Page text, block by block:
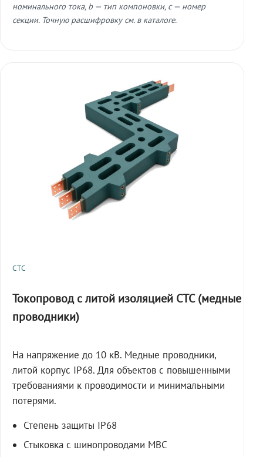
номинального тока, b — тип компоновки, c — номер
секции. Точную расшифровку см. в каталоге.
СТС
Токопровод с литой изоляцией СТС (медные
проводники)
На напряжение до 10 кВ. Медные проводники,
литой корпус IP68. Для объектов с повышенными
требованиями к проводимости и минимальными
потерями.
Степень защиты IP68
Стыковка с шинопроводами МВС